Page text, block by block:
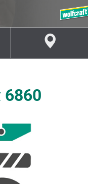
6860